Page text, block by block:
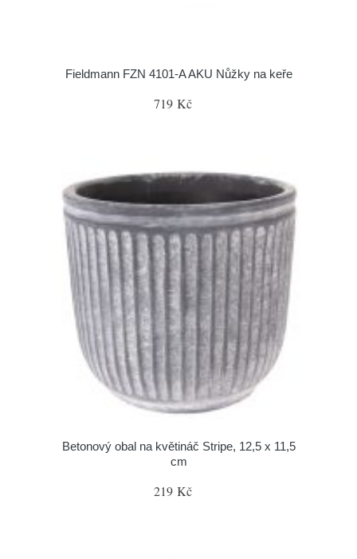
Fieldmann FZN 4101-A AKU Nůžky na keře
719 Kč
Betonový obal na květináč Stripe, 12,5 x 11,5
cm
219 Kč